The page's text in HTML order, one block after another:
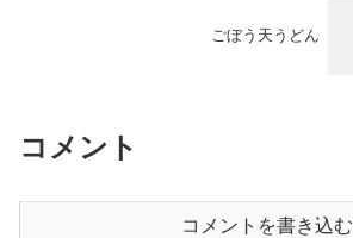
ごぼう天うどん
コメント
コメントを書き込む